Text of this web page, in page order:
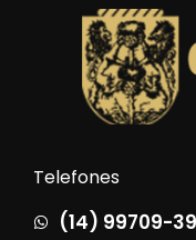
Telefones
(14) 99709-